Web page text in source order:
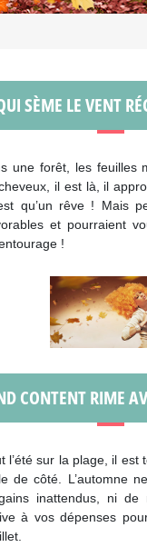
SÈME LE VENT
une forêt, les feuilles
il est là, il
qu’un rêve ! Mais
et pourraient
!
CONTENT RIME
l’été sur la plage, il
de côté. L’automne
inattendus, ni
à vos dépenses